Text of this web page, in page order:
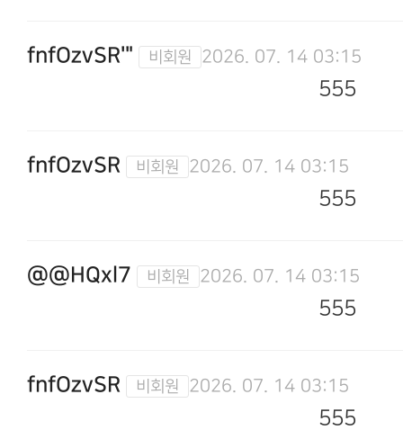
fnfOzvSR'" 2026. 07. 14 03:15
555
fnfOzvSR 2026. 07. 14 03:15
555
@@HQxl7 2026. 07. 14 03:15
555
fnfOzvSR 2026. 07. 14 03:15
555